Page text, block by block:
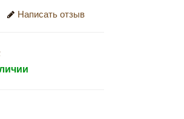
Написать отзыв